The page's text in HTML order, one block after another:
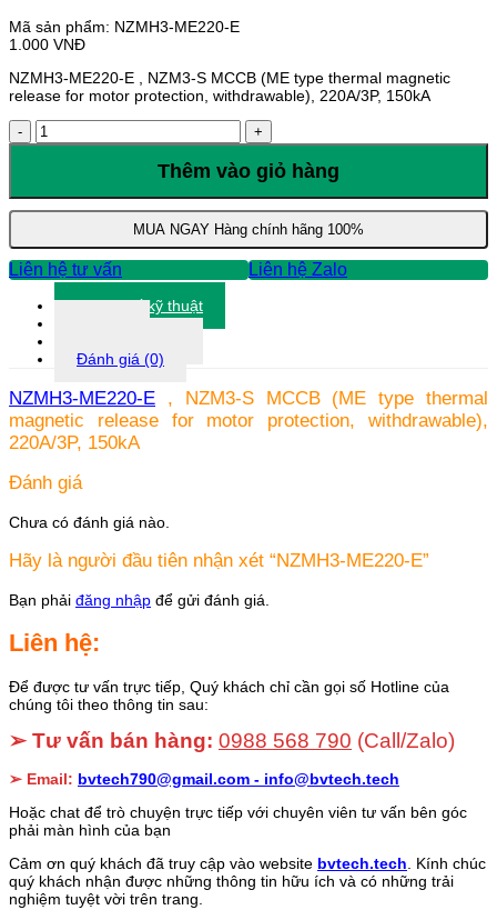
Mã sản phẩm: NZMH3-ME220-E
1.000 VNĐ
NZMH3-ME220-E , NZM3-S MCCB (ME type thermal magnetic
release for motor protection, withdrawable), 220A/3P, 150kA
NZMH3-
ME220-
lượng
Thêm vào giỏ hàng
MUA NGAY Hàng chính hãng 100%
Liên hệ tư vấn Liên hệ Zalo
Thông số kỹ thuật
Đánh giá (0)
NZMH3-ME220-E , NZM3-S MCCB (ME type thermal
magnetic release for motor protection, withdrawable),
220A/3P, 150kA
Đánh giá
Chưa có đánh giá nào.
Hãy là người đầu tiên nhận xét “NZMH3-ME220-E”
Bạn phải đăng nhập để gửi đánh giá.
Liên hệ:
Để được tư vấn trực tiếp, Quý khách chỉ cần gọi số Hotline của
chúng tôi theo thông tin sau:
➢ Tư vấn bán hàng: 0988 568 790 (Call/Zalo)
➢ Email: bvtech790@gmail.com - info@bvtech.tech
Hoặc chat để trò chuyện trực tiếp với chuyên viên tư vấn bên góc
phải màn hình của bạn
Cảm ơn quý khách đã truy cập vào website bvtech.tech. Kính chúc
quý khách nhận được những thông tin hữu ích và có những trải
nghiệm tuyệt vời trên trang.